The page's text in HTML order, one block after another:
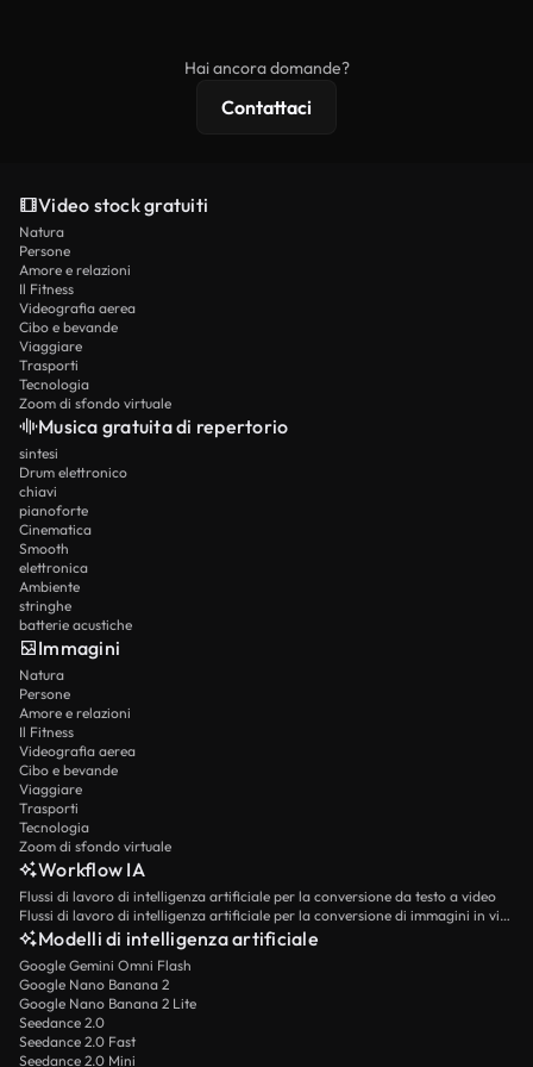
Hai ancora domande?
Contattaci
Video stock gratuiti
Natura
Persone
Amore e relazioni
Il Fitness
Videografia aerea
Cibo e bevande
Viaggiare
Trasporti
Tecnologia
Zoom di sfondo virtuale
Musica gratuita di repertorio
sintesi
Drum elettronico
chiavi
pianoforte
Cinematica
Smooth
elettronica
Ambiente
stringhe
batterie acustiche
Immagini
Natura
Persone
Amore e relazioni
Il Fitness
Videografia aerea
Cibo e bevande
Viaggiare
Trasporti
Tecnologia
Zoom di sfondo virtuale
Workflow IA
Flussi di lavoro di intelligenza artificiale per la conversione da testo a video
Flussi di lavoro di intelligenza artificiale per la conversione di immagini in video
Modelli di intelligenza artificiale
Google Gemini Omni Flash
Google Nano Banana 2
Google Nano Banana 2 Lite
Seedance 2.0
Seedance 2.0 Fast
Seedance 2.0 Mini